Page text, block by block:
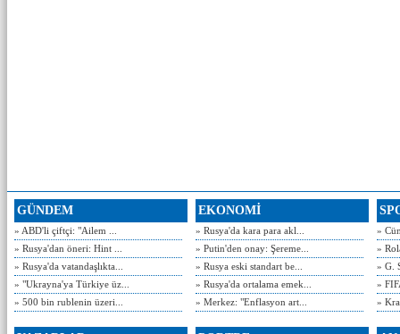
GÜNDEM
» ABD'li çiftçi: "Ailem ...
» Rusya'dan öneri: Hint ...
» Rusya'da vatandaşlıkta...
» "Ukrayna'ya Türkiye üz...
» 500 bin rublenin üzeri...
EKONOMİ
» Rusya'da kara para akl...
» Putin'den onay: Şereme...
» Rusya eski standart be...
» Rusya'da ortalama emek...
» Merkez: "Enflasyon art...
»
»
» G.
»
»